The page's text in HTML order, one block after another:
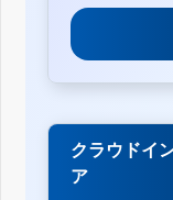
クラウドイ
ア